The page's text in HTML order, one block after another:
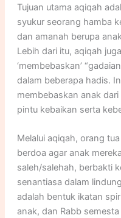
Tujuan utama aqiqah
syukur seorang hamba
dan amanah berupa
Lebih dari itu, aqiqah
‘membebaskan’
dalam beberapa hadis.
membebaskan anak
pintu kebaikan serta
Melalui aqiqah, orang
berdoa agar anak
saleh/salehah, berbakti
senantiasa dalam
adalah bentuk ikatan
anak, dan Rabb semesta